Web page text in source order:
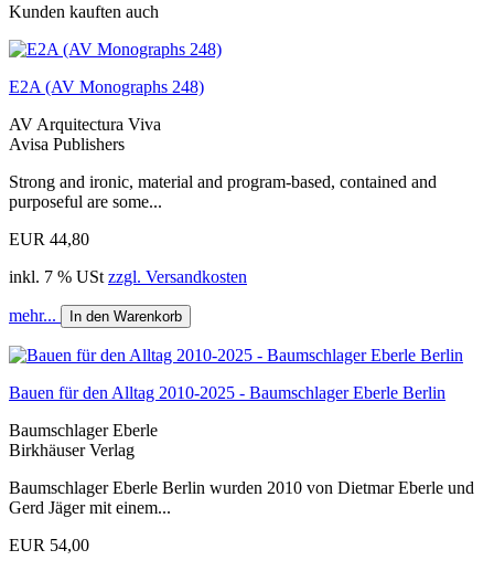
Kunden kauften auch
E2A (AV Monographs 248)
AV Arquitectura Viva
Avisa Publishers
Strong and ironic, material and program-based, contained and
purposeful are some...
EUR 44,80
inkl. 7 % USt zzgl. Versandkosten
mehr... In den Warenkorb
Bauen für den Alltag 2010-2025 - Baumschlager Eberle Berlin
Baumschlager Eberle
Birkhäuser Verlag
Baumschlager Eberle Berlin wurden 2010 von Dietmar Eberle und
Gerd Jäger mit einem...
EUR 54,00